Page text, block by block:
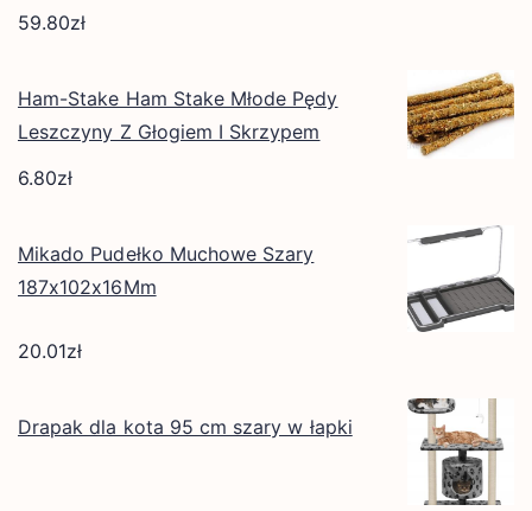
59.80zł
Ham-Stake Ham Stake Młode Pędy
Leszczyny Z Głogiem I Skrzypem
6.80zł
Mikado Pudełko Muchowe Szary
187x102x16Mm
20.01zł
Drapak dla kota 95 cm szary w łapki